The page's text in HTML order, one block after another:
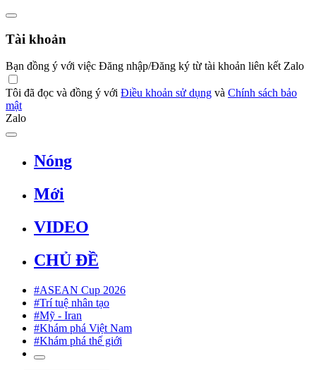
Tài khoản
Bạn đồng ý với việc Đăng nhập/Đăng ký từ tài khoản liên kết Zalo
Tôi đã đọc và đồng ý với Điều khoản sử dụng và Chính sách bảo
mật
Zalo
Nóng
Mới
VIDEO
CHỦ ĐỀ
#ASEAN Cup 2026
#Trí tuệ nhân tạo
#Mỹ - Iran
#Khám phá Việt Nam
#Khám phá thế giới